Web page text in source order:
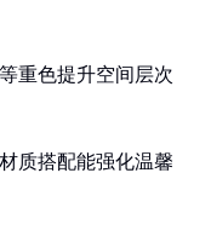
重色提升空间层次
质搭配能强化温馨